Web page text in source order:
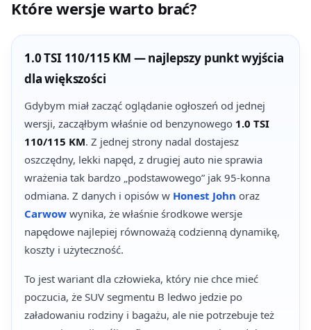
Które wersje warto brać?
1.0 TSI 110/115 KM — najlepszy punkt wyjścia
dla większości
Gdybym miał zacząć oglądanie ogłoszeń od jednej
wersji, zacząłbym właśnie od benzynowego 1.0 TSI
110/115 KM. Z jednej strony nadal dostajesz
oszczędny, lekki napęd, z drugiej auto nie sprawia
wrażenia tak bardzo „podstawowego” jak 95-konna
odmiana. Z danych i opisów w Honest John oraz
Carwow wynika, że właśnie środkowe wersje
napędowe najlepiej równoważą codzienną dynamikę,
koszty i użyteczność.
To jest wariant dla człowieka, który nie chce mieć
poczucia, że SUV segmentu B ledwo jedzie po
załadowaniu rodziny i bagażu, ale nie potrzebuje też